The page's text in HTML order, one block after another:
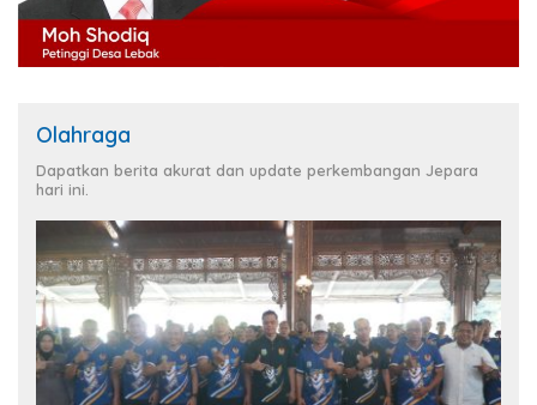
Olahraga
Dapatkan berita akurat dan update perkembangan Jepara
hari ini.